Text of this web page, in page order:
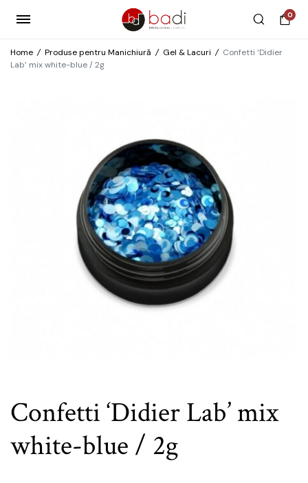
0
Home / Produse pentru Manichiură / Gel & Lacuri / Confetti ‘Didier
Lab’ mix white-blue / 2g
Confetti ‘Didier Lab’ mix
white-blue / 2g